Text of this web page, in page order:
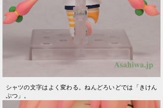
シャツの文字はよく変わる。ねんどろいどでは「きけん
ぶつ」。